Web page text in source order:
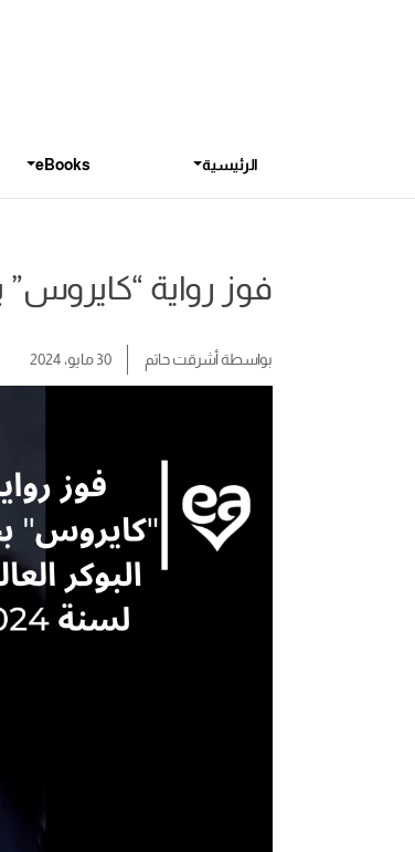
الرئيسية eBooks
فوز رواية “كايروس”
بواسطةأشرقت حاتم 30 مايو، 2024